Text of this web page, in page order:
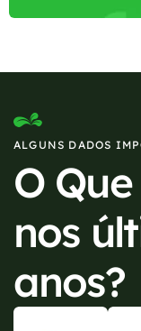
ALGUNS DADOS
O
nos
anos?